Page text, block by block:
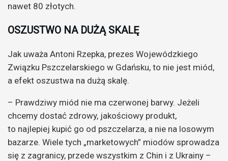
nawet 80 złotych.
OSZUSTWO NA DUŻĄ SKALĘ
Jak uważa Antoni Rzepka, prezes Wojewódzkiego
Związku Pszczelarskiego w Gdańsku, to nie jest miód,
a efekt oszustwa na dużą skalę.
– Prawdziwy miód nie ma czerwonej barwy. Jeżeli
chcemy dostać zdrowy, jakościowy produkt,
to najlepiej kupić go od pszczelarza, a nie na losowym
bazarze. Wiele tych „marketowych” miodów sprowadza
się z zagranicy, przede wszystkim z Chin i z Ukrainy –